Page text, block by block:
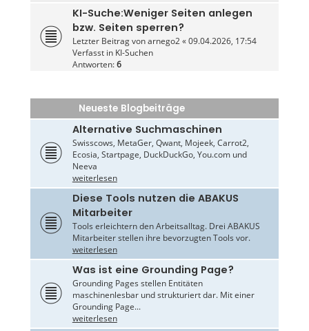
KI-Suche:Weniger Seiten anlegen
bzw. Seiten sperren?
Letzter Beitrag vonarnego2«09.04.2026, 17:54
Verfasst in KI-Suchen
Antworten:6
Neueste Blogbeiträge
Alternative Suchmaschinen
Swisscows, MetaGer, Qwant, Mojeek, Carrot2,
Ecosia, Startpage, DuckDuckGo, You.com und
Neeva
weiterlesen
Diese Tools nutzen die ABAKUS
Mitarbeiter
Tools erleichtern den Arbeitsalltag. Drei ABAKUS
Mitarbeiter stellen ihre bevorzugten Tools vor.
weiterlesen
Was ist eine Grounding Page?
Grounding Pages stellen Entitäten
maschinenlesbar und strukturiert dar. Mit einer
Grounding Page...
weiterlesen